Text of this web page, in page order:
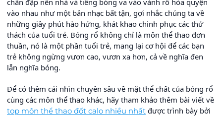
vào nhau như một bản nhạc bất tận, gợi nhắc chúng ta về
những giây phút hào hứng, khát khao chinh phục các thử
thách của tuổi trẻ. Bóng rổ không chỉ là môn thể thao đơn
thuần, nó là một phần tuổi trẻ, mang lại cơ hội để các bạn
trẻ không ngừng vươn cao, vươn xa hơn, cả về nghĩa đen
lẫn nghĩa bóng.
Để có thêm cái nhìn chuyên sâu về mặt thể chất của bóng rổ
cùng các môn thể thao khác, hãy tham khảo thêm bài viết về
top môn thể thao đốt calo nhiều nhất được trình bày bởi